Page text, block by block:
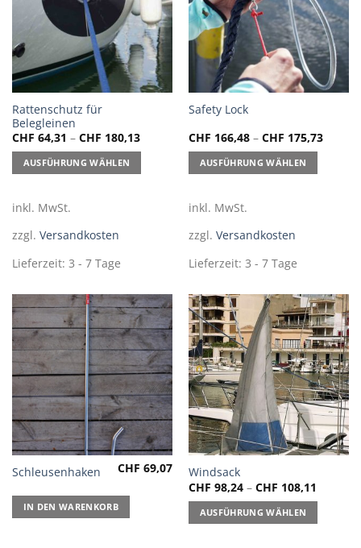
Rattenschutz für
Belegleinen
CHF 64,31 – CHF 180,13
AUSFÜHRUNG WÄHLEN
Dieses
Produkt
weist
mehrere
Varianten
Die
können
auf
Produktseite
gewählt
werden
inkl. MwSt.
zzgl. Versandkosten
Lieferzeit: 3 - 7 Tage
Safety Lock
CHF 166,48– CHF 175,73
AUSFÜHRUNG WÄHLEN
Dieses
weist
mehrere
Varianten
Die
können
auf
Produktseite
gewählt
werden
inkl. MwSt.
zzgl. Versandkosten
Lieferzeit: 3 - 7 Tage
Schleusenhaken CHF 69,07
IN DEN WARENKORB
Windsack
CHF 98,24– CHF 108,11
AUSFÜHRUNG WÄHLEN
Dieses
Produkt
weist
mehrere